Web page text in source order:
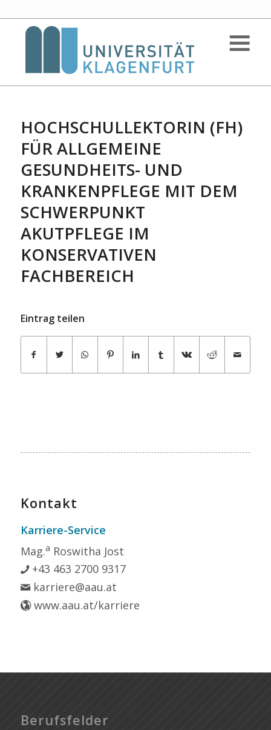
HOCHSCHULLEKTORIN (FH)
FÜR ALLGEMEINE
GESUNDHEITS- UND
KRANKENPFLEGE MIT DEM
SCHWERPUNKT
AKUTPFLEGE IM
KONSERVATIVEN
FACHBEREICH
Eintrag teilen
Kontakt
Karriere-Service
Mag.a Roswitha Jost
+43 463 2700 9317
karriere@aau.at
www.aau.at/karriere
Berufsfelder